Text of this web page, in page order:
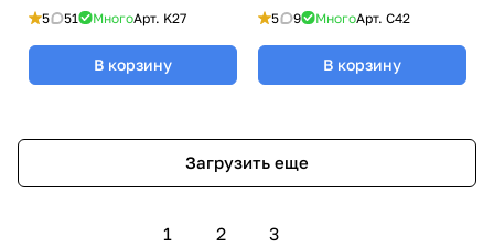
HYAL Kosmoteros
5 51 МногоАрт. K27
В корзину
(Космотерос Медикал), 6
5 9 МногоАрт. C42
В корзину
Загрузить еще
1 2 3